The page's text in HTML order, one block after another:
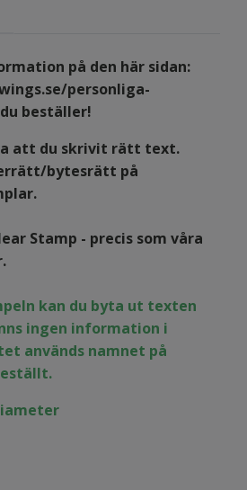
på den här sidan:
personliga-
beställer!
att du skrivit rätt text.
bytesrätt på
Stamp - precis som våra
kan du byta ut texten
ingen information i
används namnet på